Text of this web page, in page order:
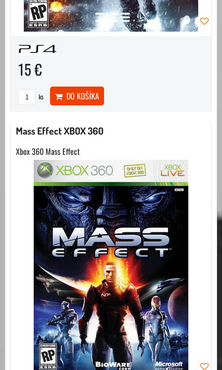
15 €
ks DO KOŠÍKA
Mass Effect XBOX 360
Xbox 360 Mass Effect